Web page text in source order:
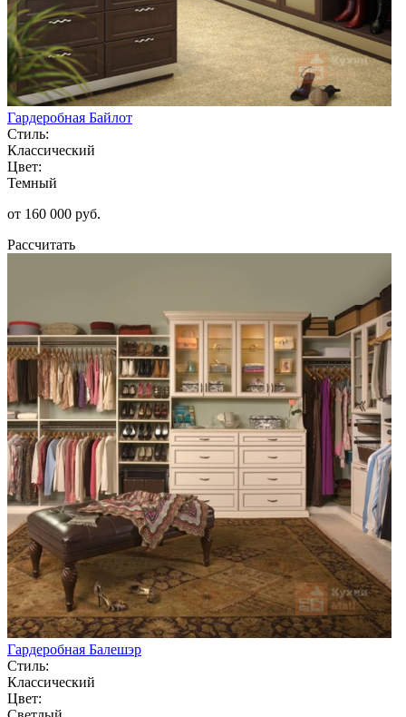
Гардеробная Байлот
Стиль:
Классический
Цвет:
Темный
от 160 000 руб.
Рассчитать
Гардеробная Балешэр
Стиль:
Классический
Цвет: